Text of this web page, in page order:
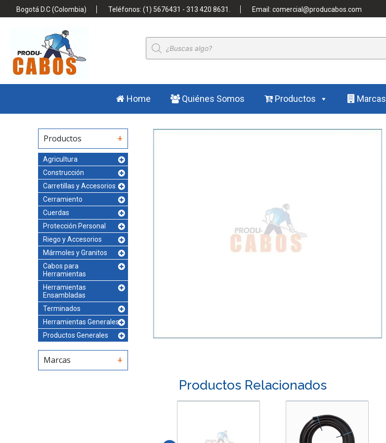
Bogotá D.C (Colombia) Teléfonos: (1) 5676431 - 313 420 8631. Email: comercial@producabos.com
Búsqueda
de
productos
Home Quiénes Somos Productos Marcas
Productos
Agricultura
Construcción
Carretillas y Accesorios
Cerramiento
Cuerdas
Protección Personal
Riego y Accesorios
Mármoles y Granitos
Cabos para
Herramientas
Herramientas
Ensambladas
Terminados
Herramientas Generales
Productos Generales
Marcas
Productos Relacionados